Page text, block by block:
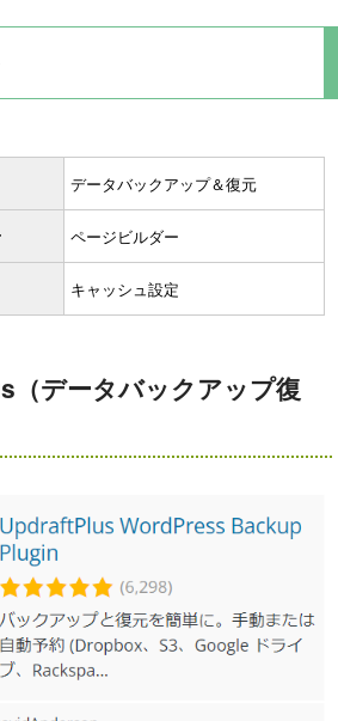
データバックアップ＆復元
ページビルダー
キャッシュ設定
（データバックアップ復